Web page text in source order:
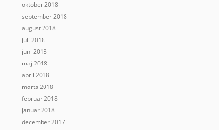
oktober 2018
september 2018
august 2018
juli 2018
juni 2018
maj 2018
april 2018
marts 2018
februar 2018
januar 2018
december 2017